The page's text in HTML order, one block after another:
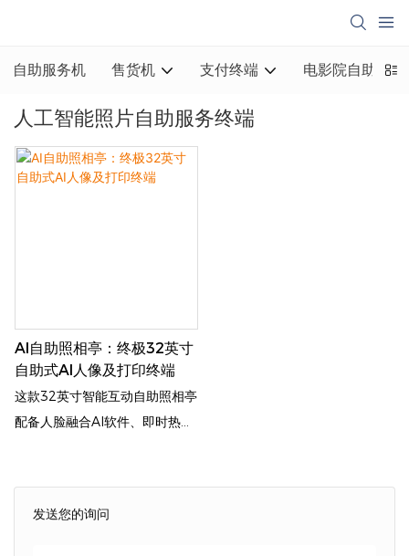
自助服务机 售货机 支付终端 电影院自助取票
人工智能照片自助服务终端
发送您的询问
AI自助照相亭：终极32英寸
自助式AI人像及打印终端
这款32英寸智能互动自助照相亭
配备人脸融合AI软件、即时热升
能和盈利特性。基于我们在高人